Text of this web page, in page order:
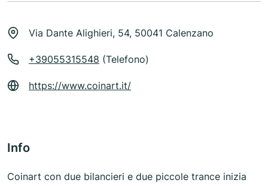
Via Dante Alighieri, 54, 50041 Calenzano
+39055315548 (Telefono)
https://www.coinart.it/
Info
Coinart con due bilancieri e due piccole trance inizia